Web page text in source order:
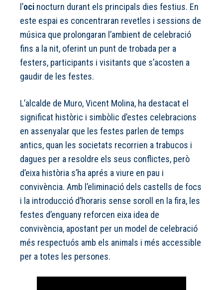
l’oci nocturn durant els principals dies festius. En
este espai es concentraran revetles i sessions de
música que prolongaran l’ambient de celebració
fins a la nit, oferint un punt de trobada per a
festers, participants i visitants que s’acosten a
gaudir de les festes.
L’alcalde de Muro, Vicent Molina, ha destacat el
significat històric i simbòlic d’estes celebracions
en assenyalar que les festes parlen de temps
antics, quan les societats recorrien a trabucos i
dagues per a resoldre els seus conflictes, però
d’eixa història s’ha aprés a viure en pau i
convivència. Amb l’eliminació dels castells de focs
i la introducció d’horaris sense soroll en la fira, les
festes d’enguany reforcen eixa idea de
convivència, apostant per un model de celebració
més respectuós amb els animals i més accessible
per a totes les persones.